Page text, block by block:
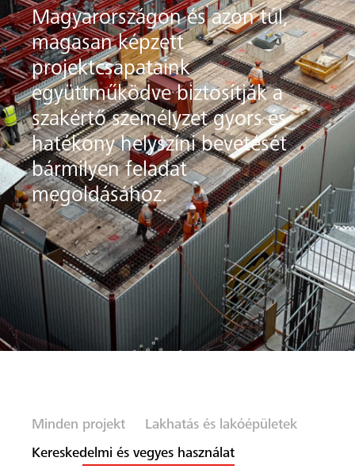
ide
Magyarországon és azon túl,
magasan képzett
projektcsapataink
együttműködve biztosítják a
szakértő személyzet gyors és
hatékony helyszíni bevetését
bármilyen feladat
megoldásához.
Minden projekt
Lakhatás és lakóépületek
Kereskedelmi és vegyes használat